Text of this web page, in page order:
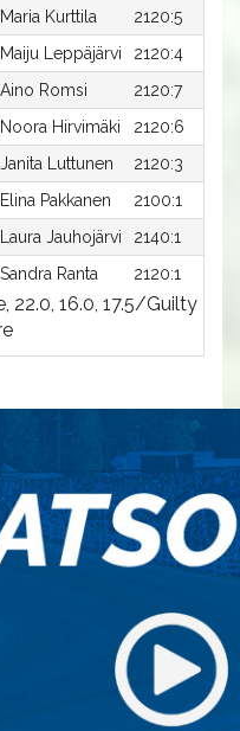
Maria Kurttila
2120:5
Maiju Leppäjärvi
2120:4
Aino Romsi
2120:7
Noora Hirvimäki
2120:6
Janita Luttunen
2120:3
Elina Pakkanen
2100:1
Laura Jauhojärvi
2140:1
Sandra Ranta 2120:1
22.0, 16.0, 17.5/Guilty